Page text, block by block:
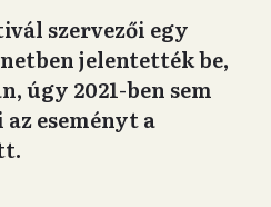
szervezői egy
jelentették be,
úgy 2021-ben sem
eseményt a